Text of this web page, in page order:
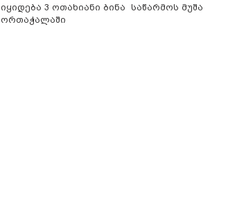
იყიდება 3 ოთახიანი ბინა
ორთაჭალაში
საწარმოს მუშა